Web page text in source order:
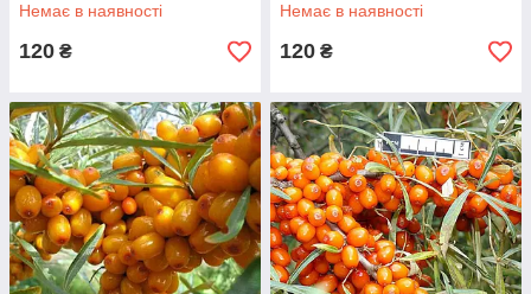
Немає в наявності
120 ₴
Немає в наявності
120 ₴